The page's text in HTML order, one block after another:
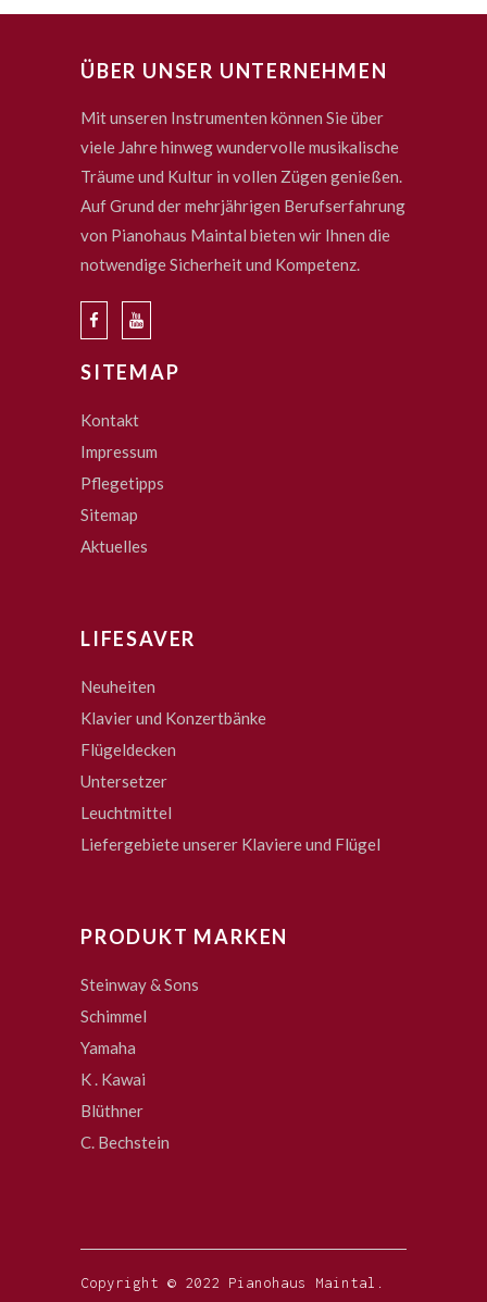
ÜBER UNSER UNTERNEHMEN
Mit unseren Instrumenten können Sie über
viele Jahre hinweg wundervolle musikalische
Träume und Kultur in vollen Zügen genießen.
Auf Grund der mehrjährigen Berufserfahrung
von Pianohaus Maintal bieten wir Ihnen die
notwendige Sicherheit und Kompetenz.
SITEMAP
Kontakt
Impressum
Pflegetipps
Sitemap
Aktuelles
LIFESAVER
Neuheiten
Klavier und Konzertbänke
Flügeldecken
Untersetzer
Leuchtmittel
Liefergebiete unserer Klaviere und Flügel
PRODUKT MARKEN
Steinway & Sons
Schimmel
Yamaha
K . Kawai
Blüthner
C. Bechstein
Copyright © 2022 Pianohaus Maintal.